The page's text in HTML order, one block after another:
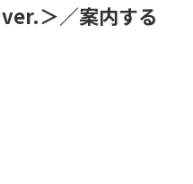
＞／案内する